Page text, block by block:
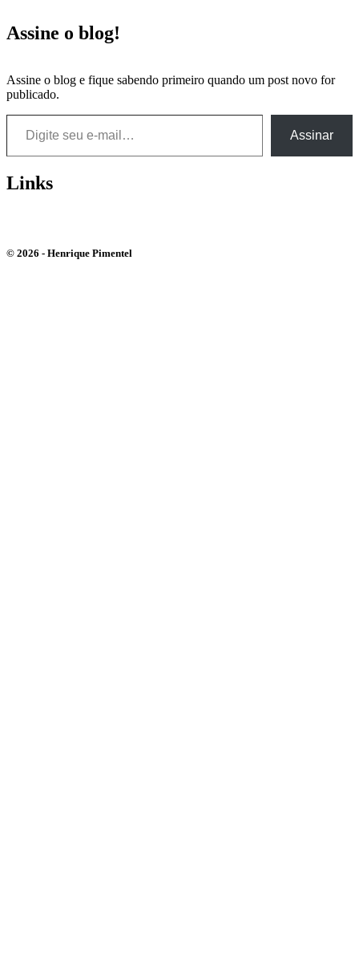
Assine o blog!
Assine o blog e fique sabendo primeiro quando um post novo for
publicado.
Digite seu e-mail…
Assinar
Links
© 2026 - Henrique Pimentel